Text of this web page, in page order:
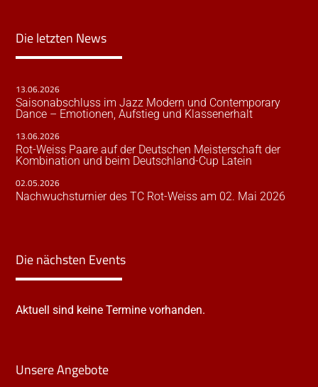
Die letzten News
13.06.2026
Saisonabschluss im Jazz Modern und Contemporary
Dance – Emotionen, Aufstieg und Klassenerhalt
13.06.2026
Rot-Weiss Paare auf der Deutschen Meisterschaft der
Kombination und beim Deutschland-Cup Latein
02.05.2026
Nachwuchsturnier des TC Rot-Weiss am 02. Mai 2026
Die nächsten Events
Aktuell sind keine Termine vorhanden.
Unsere Angebote